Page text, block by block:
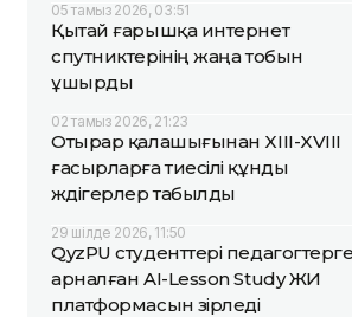
05 тамыз 2026, 03:51
Қытай ғарышқа интернет
спутниктерінің жаңа тобын
ұшырды
02 тамыз 2026, 21:23
Отырар қалашығынан XIII-XVIII
ғасырларға тиесілі құнды
жәдігерлер табылды
29 шілде 2026, 11:50
QyzPU студенттері педагогтерге
арналған AI-Lesson Study ЖИ
платформасын әзірледі